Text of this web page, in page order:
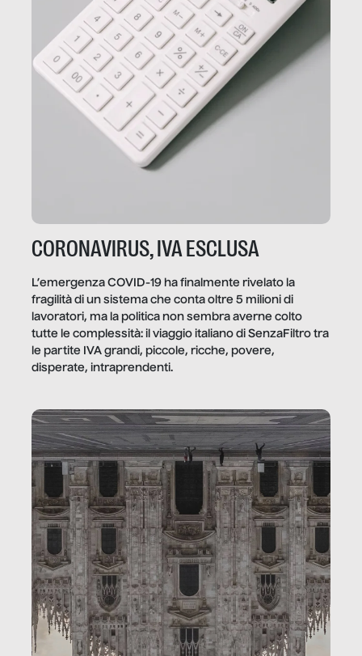
CORONAVIRUS, IVA ESCLUSA
L’emergenza COVID-19 ha finalmente rivelato la
fragilità di un sistema che conta oltre 5 milioni di
lavoratori, ma la politica non sembra averne colto
tutte le complessità: il viaggio italiano di SenzaFiltro tra
le partite IVA grandi, piccole, ricche, povere,
disperate, intraprendenti.